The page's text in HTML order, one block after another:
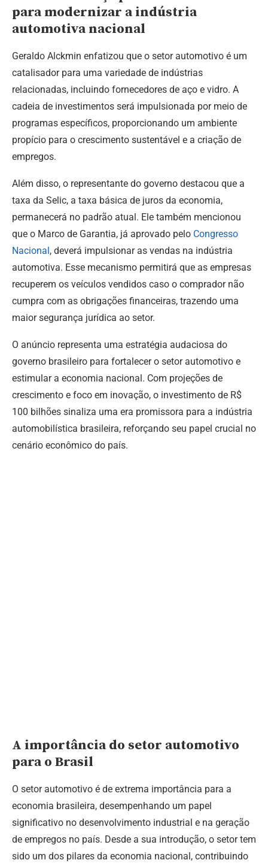
para modernizar a indústria
automotiva nacional
Geraldo Alckmin enfatizou que o setor automotivo é um
catalisador para uma variedade de indústrias
relacionadas, incluindo fornecedores de aço e vidro. A
cadeia de investimentos será impulsionada por meio de
programas específicos, proporcionando um ambiente
propício para o crescimento sustentável e a criação de
empregos.
Além disso, o representante do governo destacou que a
taxa da Selic, a taxa básica de juros da economia,
permanecerá no padrão atual. Ele também mencionou
que o Marco de Garantia, já aprovado pelo Congresso
Nacional, deverá impulsionar as vendas na indústria
automotiva. Esse mecanismo permitirá que as empresas
recuperem os veículos vendidos caso o comprador não
cumpra com as obrigações financeiras, trazendo uma
maior segurança jurídica ao setor.
O anúncio representa uma estratégia audaciosa do
governo brasileiro para fortalecer o setor automotivo e
estimular a economia nacional. Com projeções de
crescimento e foco em inovação, o investimento de R$
100 bilhões sinaliza uma era promissora para a indústria
automobilística brasileira, reforçando seu papel crucial no
cenário econômico do país.
A importância do setor automotivo
para o Brasil
O setor automotivo é de extrema importância para a
economia brasileira, desempenhando um papel
significativo no desenvolvimento industrial e na geração
de empregos no país. Desde a sua introdução, o setor tem
sido um dos pilares da economia nacional, contribuindo